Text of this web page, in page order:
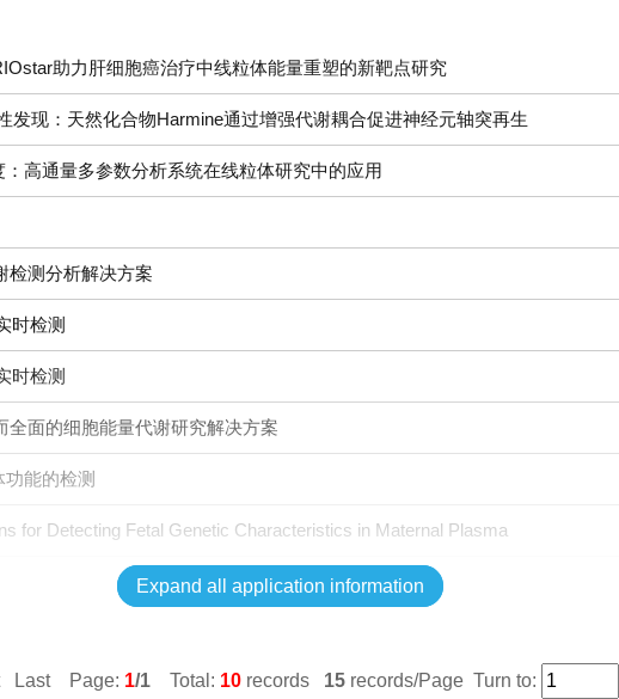
助力肝细胞癌治疗中线粒体能量重塑的新靶点研究
现：天然化合物Harmine通过增强代谢耦合促进神经元轴突再生
高通量多参数分析系统在线粒体研究中的应用
检测分析解决方案
时检测
时检测
面的细胞能量代谢研究解决方案
能的检测
for Detecting Fetal Genetic Characteristics in Maternal Plasma
Expand all application information
Last Page: 1/1 Total: 10 records 15 records/Page Turn to: